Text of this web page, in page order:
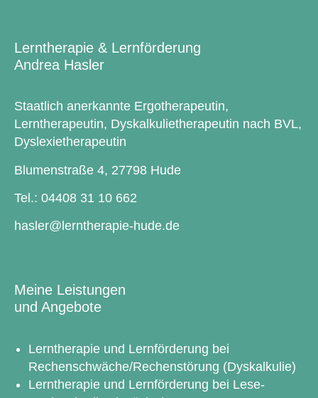
Lerntherapie & Lernförderung
Andrea Hasler
Staatlich anerkannte Ergotherapeutin,
Lerntherapeutin, Dyskalkulietherapeutin nach BVL,
Dyslexietherapeutin
Blumenstraße 4, 27798 Hude
Tel.: 04408 31 10 662
hasler@lerntherapie-hude.de
Meine Leistungen
und Angebote
Lerntherapie und Lernförderung bei
Rechenschwäche/Rechenstörung (Dyskalkulie)
Lerntherapie und Lernförderung bei Lese-